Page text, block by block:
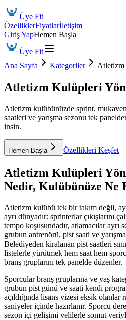
Üye Fit
ÖzelliklerFiyatlarİletişim
Giriş YapHemen Başla
Üye Fit
Ana Sayfa
Kategoriler
Atletizm Kulüpleri
Atletizm kulübünüzde sprint,
saatleri ve yarışma sezonu tek
insin.
Hemen Başla Özellikleri Keşfet
Atletizm Kulüpleri
Nedir, Kulübünüze Ne
Atletizm kulübü tek bir takım değil,
ayrı dünyadır: sprinterlar çıkışlarını
tempo koşusundadır, atlamacılar ayrı
grubun antrenörü, pist saati ve
Belediyeden kiralanan pist saatleri
listelerle yürütmek hem saat hem
branş gruplarını tek panelde düzenler.
Sporcular branş gruplarına ve yaş
grubun pist günü ve saati kendi
açıldığında lisans vizesi eksik olanlar
saniyeler içinde hazırlanır. Sporcu
sezon içi gelişimi velilerle somut